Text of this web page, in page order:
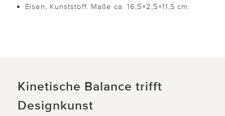
Eisen, Kunststoff. Maße ca. 16,5×2,5×11,5 cm.
Kinetische Balance trifft
Designkunst